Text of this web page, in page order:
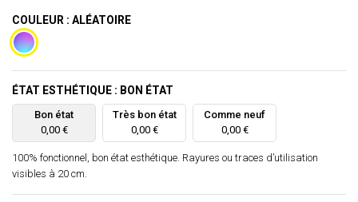
COULEUR : ALÉATOIRE
ÉTAT ESTHÉTIQUE : BON ÉTAT
Bon état
0,00 €
Très bon état
0,00 €
Comme neuf
0,00 €
100% fonctionnel, bon état esthétique. Rayures ou traces d’utilisation
visibles à 20 cm.